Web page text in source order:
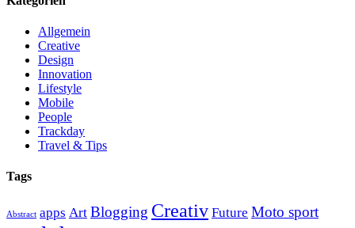
Allgemein
Creative
Design
Innovation
Lifestyle
Mobile
People
Trackday
Travel & Tips
Tags
Abstract apps Art Blogging Creativ Future Moto sport